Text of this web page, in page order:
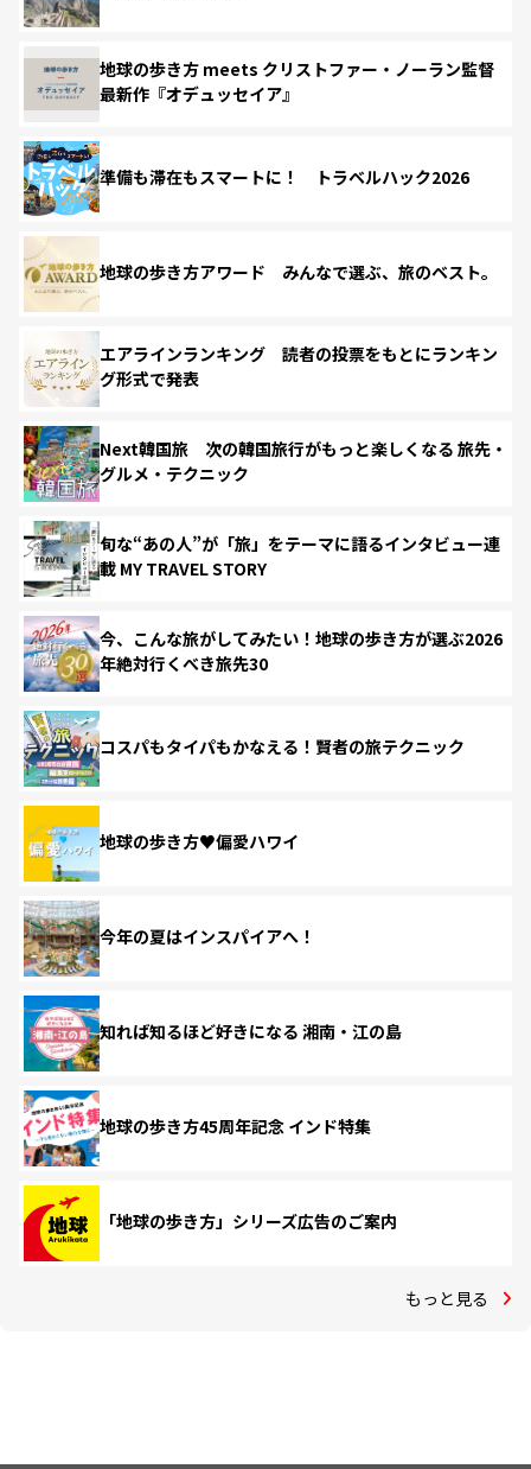
地球の歩き方 meets クリストファー・ノーラン監督
最新作『オデュッセイア』
準備も滞在もスマートに！ トラベルハック2026
地球の歩き方アワード みんなで選ぶ、旅のベスト。
エアラインランキング 読者の投票をもとにランキン
グ形式で発表
Next韓国旅 次の韓国旅行がもっと楽しくなる 旅先・
グルメ・テクニック
旬な“あの人”が「旅」をテーマに語るインタビュー連
載 MY TRAVEL STORY
今、こんな旅がしてみたい！地球の歩き方が選ぶ2026
年絶対行くべき旅先30
コスパもタイパもかなえる！賢者の旅テクニック
地球の歩き方♥偏愛ハワイ
今年の夏はインスパイアへ！
知れば知るほど好きになる 湘南・江の島
地球の歩き方45周年記念 インド特集
「地球の歩き方」シリーズ広告のご案内
もっと見る